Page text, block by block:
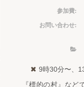
参加費:
お問い合わせ:
9時30分〜、
『標的の村』な